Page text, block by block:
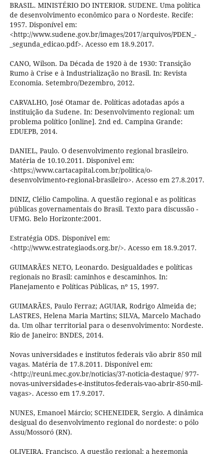
BRASIL. MINISTÉRIO DO INTERIOR. SUDENE. Uma política
de desenvolvimento econômico para o Nordeste. Recife:
1957. Disponível em:
<http://www.sudene.gov.br/images/2017/arquivos/PDEN_-
_segunda_edicao.pdf>. Acesso em 18.9.2017.
CANO, Wilson. Da Década de 1920 à de 1930: Transição
Rumo à Crise e à Industrialização no Brasil. In: Revista
Economia. Setembro/Dezembro, 2012.
CARVALHO, José Otamar de. Políticas adotadas após a
instituição da Sudene. In: Desenvolvimento regional: um
problema político [online]. 2nd ed. Campina Grande:
EDUEPB, 2014.
DANIEL, Paulo. O desenvolvimento regional brasileiro.
Matéria de 10.10.2011. Disponível em:
<https://www.cartacapital.com.br/politica/o-
desenvolvimento-regional-brasileiro>. Acesso em 27.8.2017.
DINIZ, Clélio Campolina. A questão regional e as políticas
públicas governamentais do Brasil. Texto para discussão -
UFMG. Belo Horizonte:2001.
Estratégia ODS. Disponível em:
<http://www.estrategiaods.org.br/>. Acesso em 18.9.2017.
GUIMARÃES NETO, Leonardo. Desigualdades e políticas
regionais no Brasil: caminhos e descaminhos. In:
Planejamento e Políticas Públicas, nº 15, 1997.
GUIMARÃES, Paulo Ferraz; AGUIAR, Rodrigo Almeida de;
LASTRES, Helena Maria Martins; SILVA, Marcelo Machado
da. Um olhar territorial para o desenvolvimento: Nordeste.
Rio de Janeiro: BNDES, 2014.
Novas universidades e institutos federais vão abrir 850 mil
vagas. Matéria de 17.8.2011. Disponível em:
<http://reuni.mec.gov.br/noticias/37-noticia-destaque/ 977-
novas-universidades-e-institutos-federais-vao-abrir-850-mil-
vagas>. Acesso em 17.9.2017.
NUNES, Emanoel Márcio; SCHENEIDER, Sergio. A dinâmica
desigual do desenvolvimento regional do nordeste: o pólo
Assu/Mossoró (RN).
OLIVEIRA, Francisco. A questão regional: a hegemonia